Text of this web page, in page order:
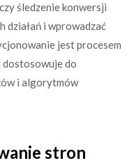
śledzenie konwersji
działań i wprowadzać
jest procesem
dostosowuje do
i algorytmów
stron